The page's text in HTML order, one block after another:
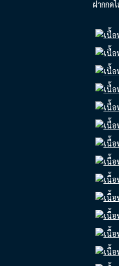
ฝากกด